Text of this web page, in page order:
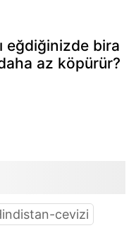
eğdiğinizde bira
az köpürür?
cevizi